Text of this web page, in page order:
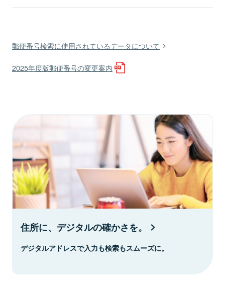
郵便番号検索に使用されているデータについて
2025年度版郵便番号の変更案内
住所に、デジタルの確かさを。
デジタルアドレスで入力も検索もスムーズに。